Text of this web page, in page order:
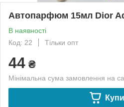
Автопарфюм 15мл Dior
В наявності
Код: 22
Тільки опт
44 ₴
Мінімальна сума замовлення на